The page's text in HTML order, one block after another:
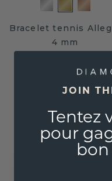
Bracelet tennis
4 mm
10 223,20 €12 779,-
JOIN
Tentez
pour
bon